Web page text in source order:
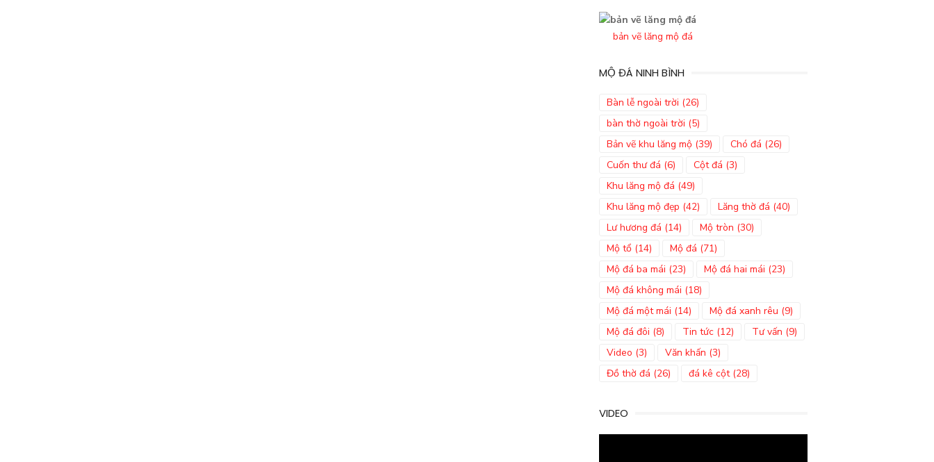
bản vẽ lăng mộ đá
MỘ ĐÁ NINH BÌNH
Bàn lễ ngoài trời (26)
bàn thờ ngoài trời (5)
Bản vẽ khu lăng mộ (39) Chó đá (26)
Cuốn thư đá (6) Cột đá (3)
Khu lăng mộ đá (49)
Khu lăng mộ đẹp (42) Lăng thờ đá (40)
Lư hương đá (14) Mộ tròn (30)
Mộ tổ (14) Mộ đá (71)
Mộ đá ba mái (23) Mộ đá hai mái (23)
Mộ đá không mái (18)
Mộ đá một mái (14) Mộ đá xanh rêu (9)
Mộ đá đôi (8) Tin tức (12) Tư vấn (9)
Video (3) Văn khấn (3)
Đồ thờ đá (26) đá kê cột(28)
VIDEO